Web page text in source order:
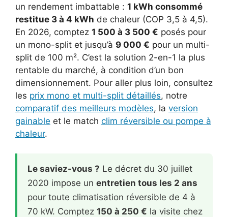
un rendement imbattable : 1 kWh consommé
restitue 3 à 4 kWh de chaleur (COP 3,5 à 4,5).
En 2026, comptez 1 500 à 3 500 € posés pour
un mono-split et jusqu’à 9 000 € pour un multi-
split de 100 m². C’est la solution 2-en-1 la plus
rentable du marché, à condition d’un bon
dimensionnement. Pour aller plus loin, consultez
les prix mono et multi-split détaillés, notre
comparatif des meilleurs modèles, la version
gainable et le match clim réversible ou pompe à
chaleur.
Le saviez-vous ? Le décret du 30 juillet
2020 impose un entretien tous les 2 ans
pour toute climatisation réversible de 4 à
70 kW. Comptez 150 à 250 € la visite chez